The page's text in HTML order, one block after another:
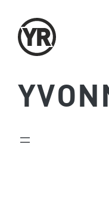
Inhalt
springen